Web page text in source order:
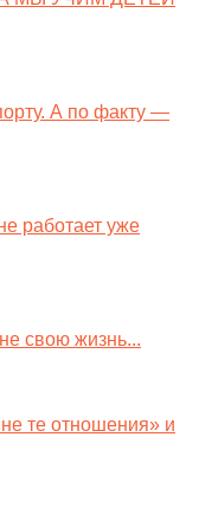
А по факту —
работает уже
свою жизнь...
те отношения» и